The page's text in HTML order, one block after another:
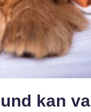
kan